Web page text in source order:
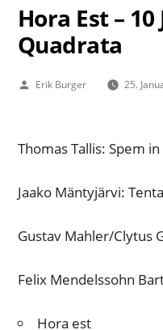
Hora Est –
Quadrata
Veröffentlicht
Erik Burger 25.
Thomas Tallis: Spem
Jaako Mäntyjärvi:
Gustav Mahler/Clytus
Felix Mendelssohn
Hora est